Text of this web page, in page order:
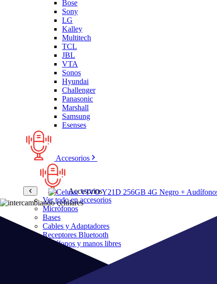
Bose
Sony
LG
Kalley
Multitech
TCL
JBL
VTA
Sonos
Hyundai
Challenger
Panasonic
Marshall
Samsung
Esenses
Accesorios
Accesorios
Ver todo en accesorios
Micrófonos
Bases
Cables y Adaptadores
Receptores Bluetooth
Audífonos y manos libres